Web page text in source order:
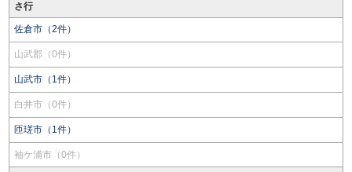
さ行
佐倉市（2件）
山武郡（0件）
山武市（1件）
白井市（0件）
匝瑳市（1件）
袖ケ浦市（0件）